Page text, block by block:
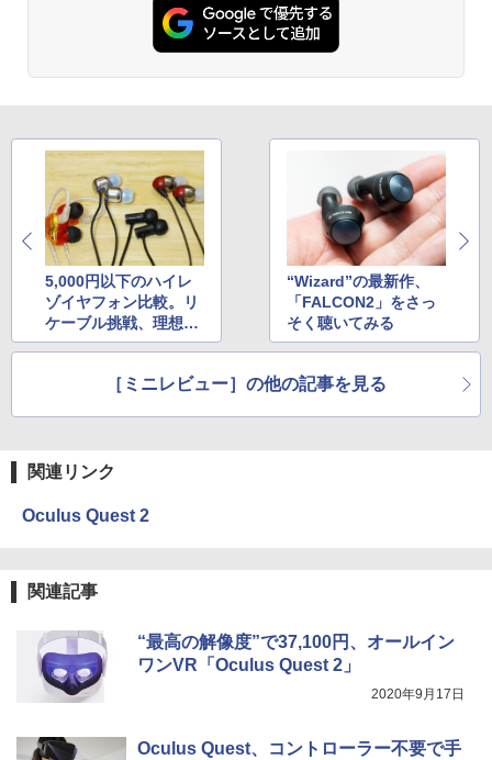
5,000円以下のハイレ
ゾイヤフォン比較。リ
ケーブル挑戦、理想の
音を探す
“Wizard”の最新作、
「FALCON2」をさっ
そく聴いてみる
［ミニレビュー］の他の記事を見る
関連リンク
Oculus Quest 2
関連記事
“最高の解像度”で37,100円、オールイン
ワンVR「Oculus Quest 2」
2020年9月17日
Oculus Quest、コントローラー不要で手